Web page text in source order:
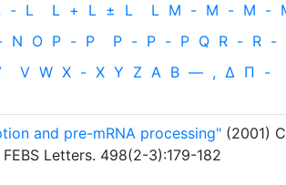
- L L + L ± L L M - M - M -
N O P - P P - P - P Q R - R -
V W X - X Y Z Α Β — , Δ Π -
and pre-mRNA processing" (2001)
Letters. 498(2-3):179-182